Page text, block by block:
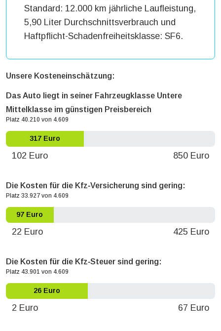
Standard: 12.000 km jährliche Laufleistung,
5,90 Liter Durchschnittsverbrauch und
Haftpflicht-Schadenfreiheitsklasse: SF6.
Unsere Kosteneinschätzung:
Das Auto liegt in seiner Fahrzeugklasse Untere
Mittelklasse im günstigen Preisbereich
Platz 40.210 von 4.609
317 Euro
102 Euro 850 Euro
Die Kosten für die Kfz‐Versicherung sind gering:
Platz 33.927 von 4.609
97 Euro
22 Euro 425 Euro
Die Kosten für die Kfz‐Steuer sind gering:
Platz 43.901 von 4.609
26 Euro
2 Euro 67 Euro